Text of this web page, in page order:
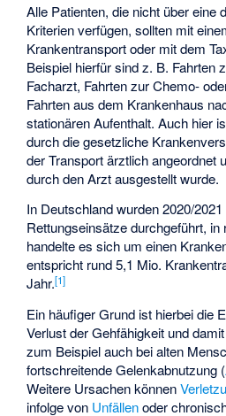
Alle Patienten, die nicht über eine
Kriterien verfügen, sollten mit
Krankentransport oder mit dem
Beispiel hierfür sind z. B. Fahrten
Facharzt, Fahrten zur Chemo-
Fahrten aus dem Krankenhaus
stationären Aufenthalt. Auch hier
durch die gesetzliche
der Transport ärztlich angeordnet
durch den Arzt ausgestellt wurde.
In Deutschland wurden 2020/
Rettungseinsätze durchgeführt, in
handelte es sich um einen
entspricht rund 5,1 Mio.
Jahr.[1]
Ein häufiger Grund ist hierbei die
Verlust der Gehfähigkeit und
zum Beispiel auch bei alten
fortschreitende Gelenkabnutzung (
Weitere Ursachen können
infolge von Unfällenoder